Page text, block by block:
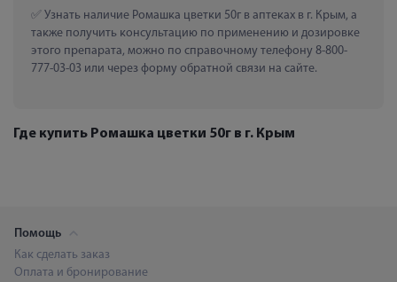
Узнать наличие Ромашка цветки 50г в аптеках в г. Крым, а
также получить консультацию по применению и дозировке
этого препарата, можно по справочному телефону 8-800-
777-03-03 или через форму обратной связи на сайте.
Где купить Ромашка цветки 50г в г. Крым
Помощь
Как сделать заказ
Оплата и бронирование